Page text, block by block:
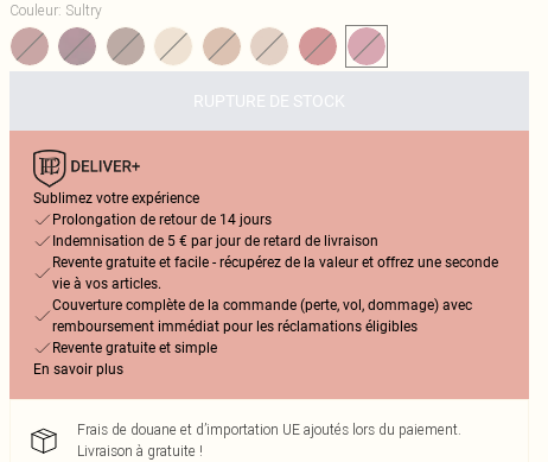
Couleur: Sultry
RUPTURE DE STOCK
Sublimez votre expérience
Prolongation de retour de 14 jours
Indemnisation de 5 € par jour de retard de livraison
Revente gratuite et facile - récupérez de la valeur et offrez une seconde
vie à vos articles.
Couverture complète de la commande (perte, vol, dommage) avec
remboursement immédiat pour les réclamations éligibles
Revente gratuite et simple
En savoir plus
Frais de douane et d’importation UE ajoutés lors du paiement.
Livraison à gratuite !